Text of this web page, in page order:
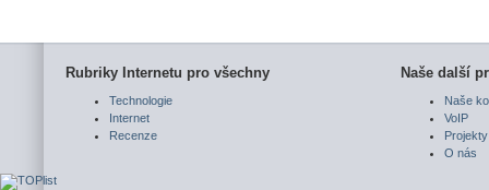
Rubriky Internetu pro všechny
Technologie
Internet
Recenze
Naše další
Naše
VoIP
Projekty
O nás